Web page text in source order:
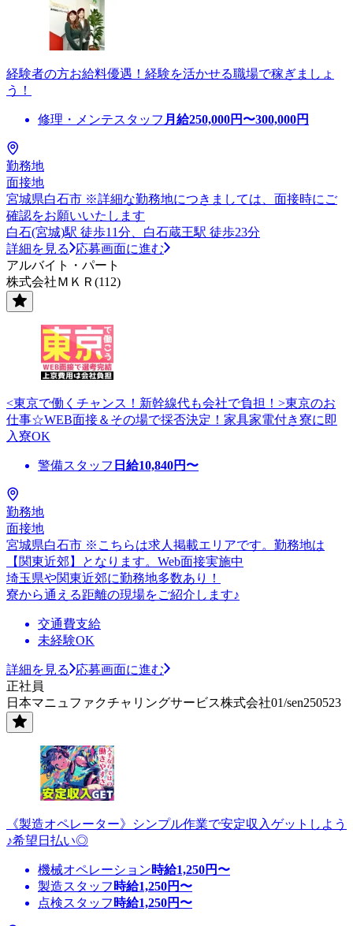
経験者の方お給料優遇！経験を活かせる職場で稼ぎましょ
う！
修理・メンテスタッフ 月給250,000円〜300,000円
勤務地
面接地
宮城県白石市 ※詳細な勤務地につきましては、面接時にご
確認をお願いいたします
白石(宮城)駅 徒歩11分、白石蔵王駅 徒歩23分
詳細を見る
応募画面に進む
アルバイト・パート
株式会社ＭＫＲ(112)
<東京で働くチャンス！新幹線代も会社で負担！>東京のお
仕事☆WEB面接＆その場で採否決定！家具家電付き寮に即
入寮OK
警備スタッフ 日給10,840円〜
勤務地
面接地
宮城県白石市 ※こちらは求人掲載エリアです。勤務地は
【関東近郊】となります。Web面接実施中
埼玉県や関東近郊に勤務地多数あり！
寮から通える距離の現場をご紹介します♪
交通費支給
未経験OK
詳細を見る
応募画面に進む
正社員
日本マニュファクチャリングサービス株式会社01/sen250523
《製造オペレーター》シンプル作業で安定収入ゲットしよう
♪希望日払い◎
機械オペレーション時給1,250円〜
製造スタッフ 時給1,250円〜
点検スタッフ 時給1,250円〜